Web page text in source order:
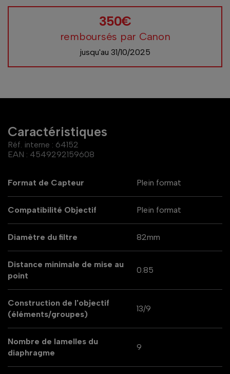
350€
remboursés par Canon
jusqu'au 31/10/2025
Caractéristiques
Réf. interne : 64152
EAN : 4549292159608
Format de Capteur Plein format
Compatibilité Objectif Plein format
Diamètre du filtre 82mm
Distance minimale de mise au
point
0.85
Construction de l'objectif
(éléments/groupes)
13/9
Nombre de lamelles du
diaphragme
9